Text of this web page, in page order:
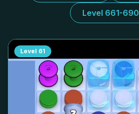
Level 661-690
Level 61